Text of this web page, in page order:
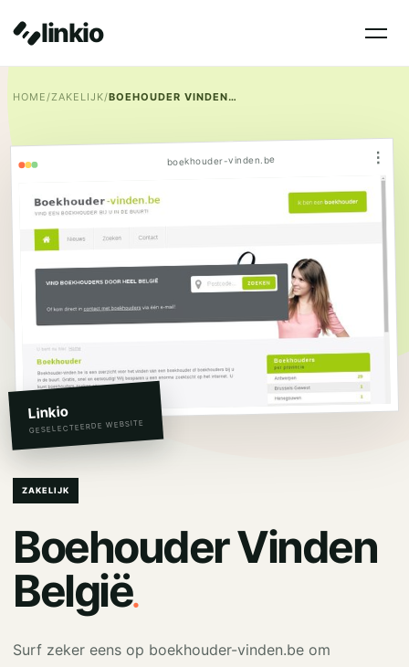
linkio
HOME/ZAKELIJK/ BOEHOUDER VINDEN BELGIË
boekhouder-vinden.be ⋮
Linkio
GESELECTEERDE WEBSITE
ZAKELIJK
Boehouder Vinden
België.
Surf zeker eens op boekhouder-vinden.be om